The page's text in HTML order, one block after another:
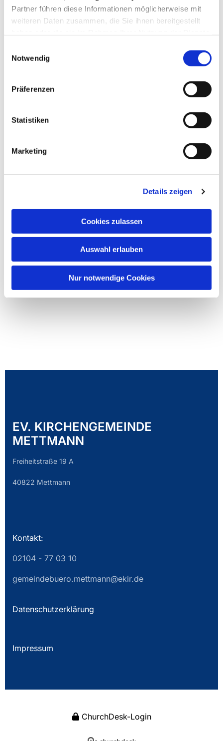
Partner führen diese Informationen möglicherweise mit
weiteren Daten zusammen, die Sie ihnen bereitgestellt
Notwendig
Präferenzen
Statistiken
Marketing
Details zeigen
Cookies zulassen
Auswahl erlauben
Nur notwendige Cookies
Dies könnte Sie auch
EV. KIRCHENGEMEINDE
METTMANN
Freiheitstraße 19 A
40822 Mettmann
Kontakt:
02104 - 77 03 10
gemeindebuero.mettmann@ekir.de
Datenschutzerklärung
Impressum
ChurchDesk-Login